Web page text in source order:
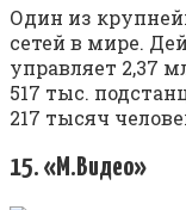
Один из
сетей в мире.
управляет 2,37
517 тыс.
217 тысяч
15. «М.Видео»